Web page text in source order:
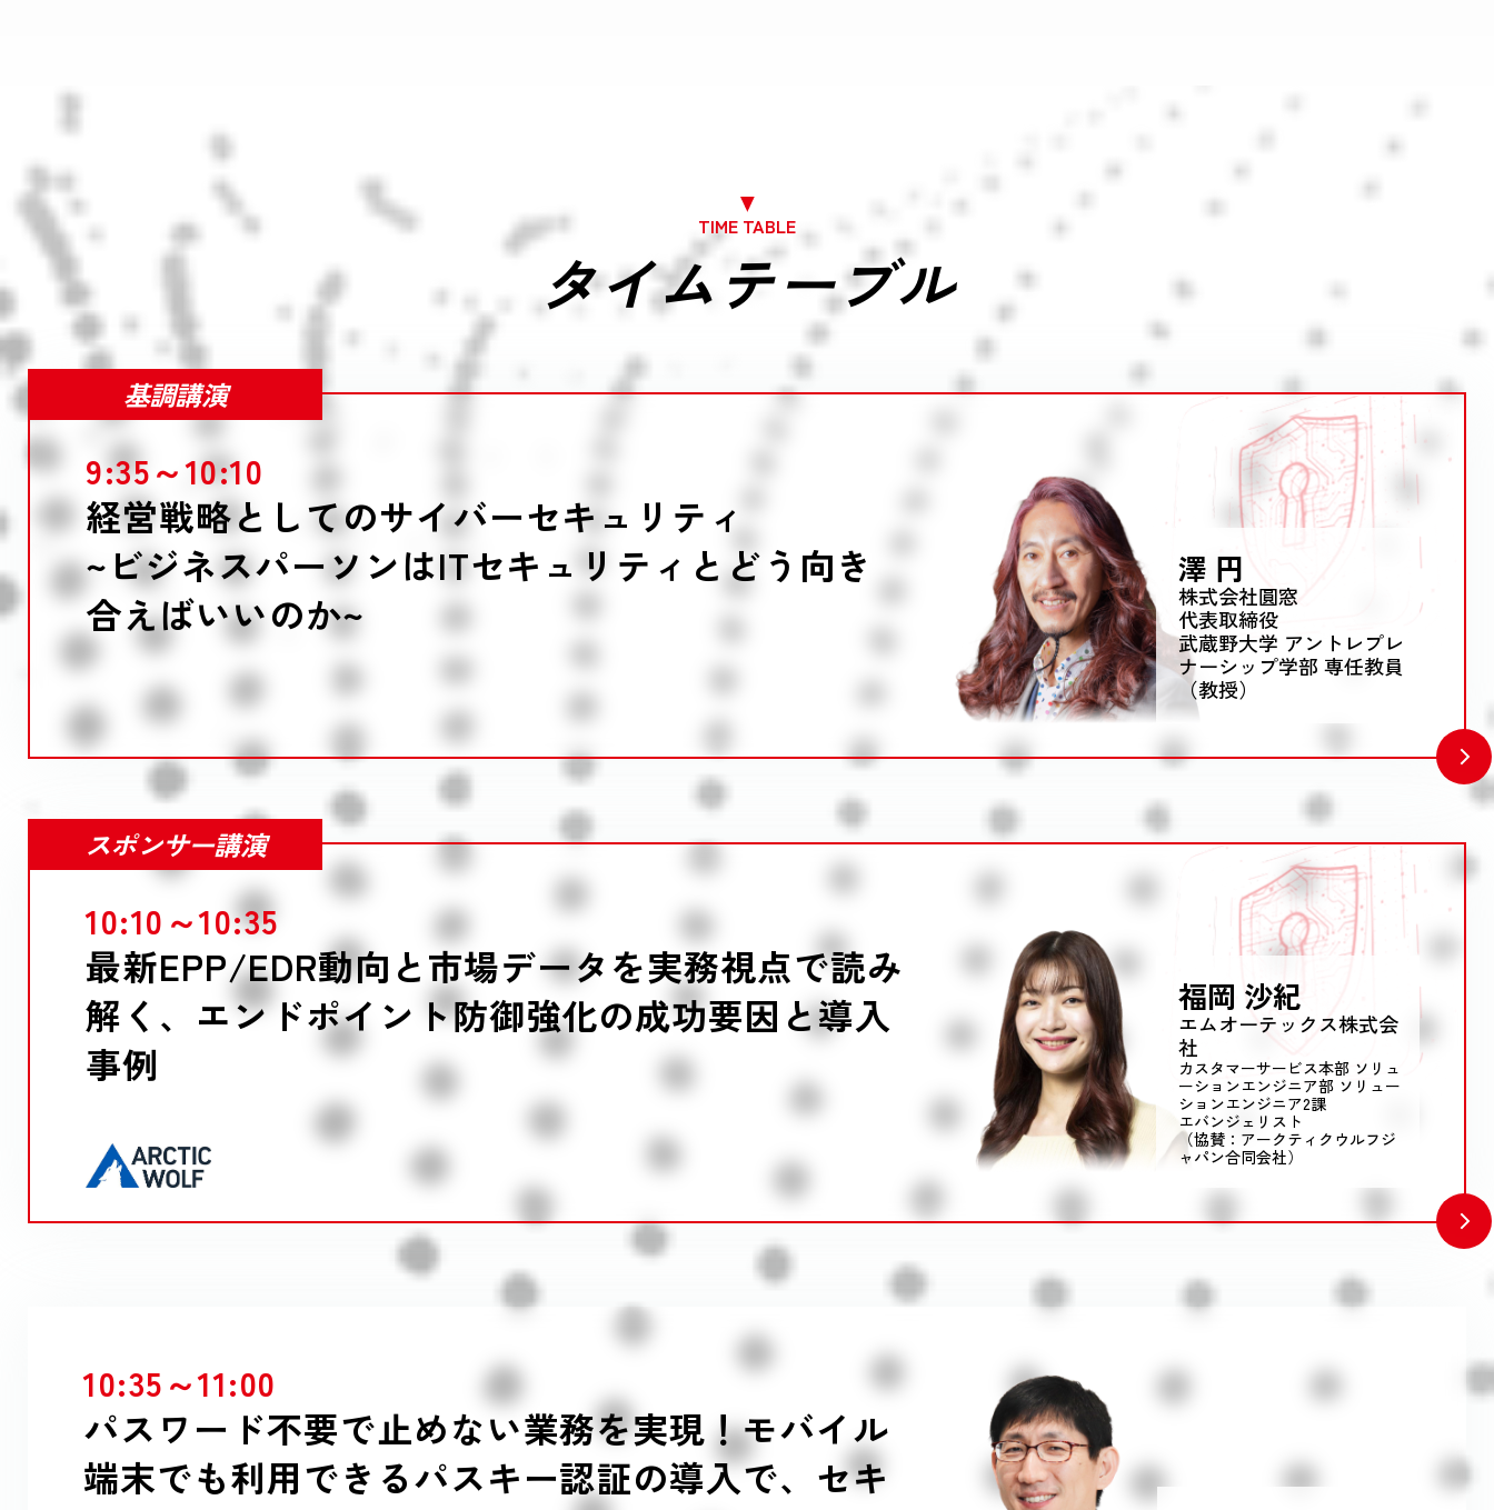
TIME TABLE
タイムテーブル
基調講演
9:35～10:10
経営戦略としてのサイバーセキュリティ
~ビジネスパーソンはITセキュリティとどう向き
合えばいいのか~
澤 円
株式会社圓窓
代表取締役
武蔵野大学 アントレプレ
ナーシップ学部 専任教員
（教授）
スポンサー講演
10:10～10:35
最新EPP/EDR動向と市場データを実務視点で読み
解く、エンドポイント防御強化の成功要因と導入
事例
福岡 沙紀
エムオーテックス株式会
社
カスタマーサービス本部 ソリュ
ーションエンジニア部 ソリュー
ションエンジニア2課
エバンジェリスト
（協賛：アークティクウルフジ
ャパン合同会社）
10:35～11:00
パスワード不要で止めない業務を実現！モバイル
端末でも利用できるパスキー認証の導入で、セキ